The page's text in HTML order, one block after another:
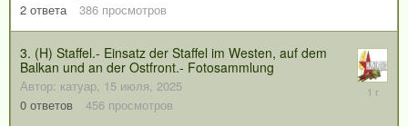
2 ответа 386 просмотров
3. (H) Staffel.- Einsatz der Staffel im Westen, auf dem
Balkan und an der Ostfront.- Fotosammlung
Автор: катуар, 15 июля, 2025
0 ответов 456 просмотров
15